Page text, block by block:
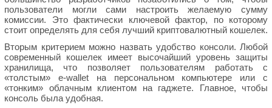
пользователи могли сами настроить желаемую сумму
комиссии. Это фактически ключевой фактор, по которому
стоит определять для себя лучший криптовалютный кошелек.
Вторым критерием можно назвать удобство консоли. Любой
современный кошелек имеет высочайший уровень защиты
хранилища, что позволяет пользователям работать с
«толстым» e-wallet на персональном компьютере или с
«тонким» облачным клиентом на гаджете. Главное, чтобы
консоль была удобная.